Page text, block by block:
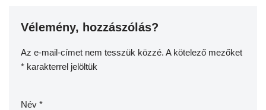
Vélemény, hozzászólás?
Az e-mail-címet nem tesszük közzé. A kötelező mezőket
* karakterrel jelöltük
Név *